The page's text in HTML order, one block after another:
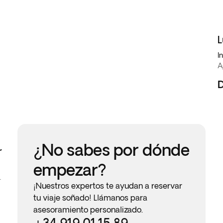
¿No sabes por dónde
empezar?
¡Nuestros expertos te ayudan a reservar
tu viaje soñado! Llámanos para
asesoramiento personalizado.